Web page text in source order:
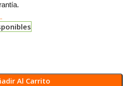
Al Carrito